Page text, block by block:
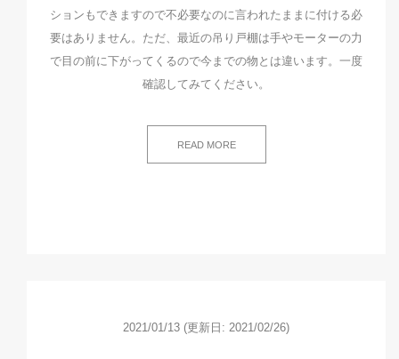
ションもできますので不必要なのに言われたままに付ける必
要はありません。ただ、最近の吊り戸棚は手やモーターの力
で目の前に下がってくるので今までの物とは違います。一度
確認してみてください。
READ MORE
2021/01/13 (更新日: 2021/02/26)